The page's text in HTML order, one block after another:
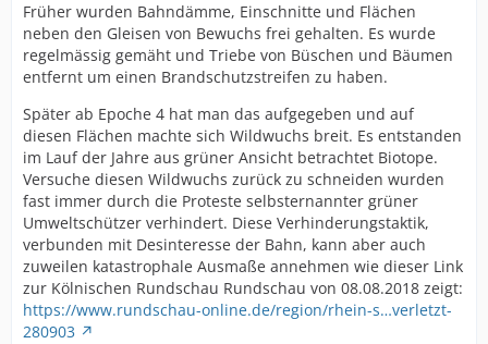
Früher wurden Bahndämme, Einschnitte und Flächen
neben den Gleisen von Bewuchs frei gehalten. Es wurde
regelmässig gemäht und Triebe von Büschen und Bäumen
entfernt um einen Brandschutzstreifen zu haben.
Später ab Epoche 4 hat man das aufgegeben und auf
diesen Flächen machte sich Wildwuchs breit. Es entstanden
im Lauf der Jahre aus grüner Ansicht betrachtet Biotope.
Versuche diesen Wildwuchs zurück zu schneiden wurden
fast immer durch die Proteste selbsternannter grüner
Umweltschützer verhindert. Diese Verhinderungstaktik,
verbunden mit Desinteresse der Bahn, kann aber auch
zuweilen katastrophale Ausmaße annehmen wie dieser Link
zur Kölnischen Rundschau Rundschau von 08.08.2018 zeigt:
https://www.rundschau-online.de/region/rhein-s…verletzt-
280903